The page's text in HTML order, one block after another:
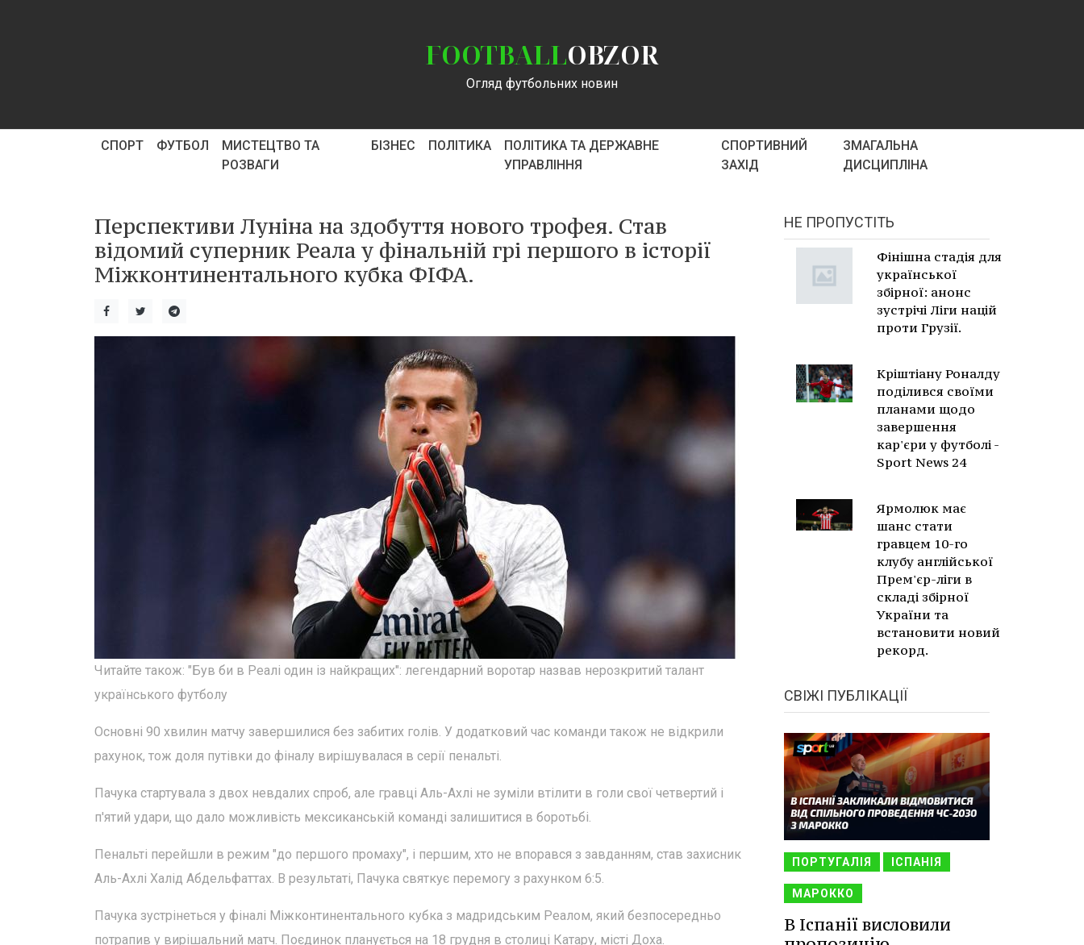
FOOTBALLOBZOR
Огляд футбольних новин
СПОРТ ФУТБОЛ
МИСТЕЦТВО ТА
РОЗВАГИ
БІЗНЕС ПОЛІТИКА
ПОЛІТИКА ТА ДЕРЖАВНЕ
УПРАВЛІННЯ
СПОРТИВНИЙ
ЗАХІД
ЗМАГАЛЬНА
ДИСЦИПЛІНА
Перспективи Луніна на здобуття нового трофея. Став
відомий суперник Реала у фінальній грі першого в історії
Міжконтинентального кубка ФІФА.
Читайте також: "Був би в Реалі один із найкращих": легендарний воротар назвав нерозкритий талант
українського футболу
Основні 90 хвилин матчу завершилися без забитих голів. У додатковий час команди також не відкрили
рахунок, тож доля путівки до фіналу вирішувалася в серії пенальті.
Пачука стартувала з двох невдалих спроб, але гравці Аль-Ахлі не зуміли втілити в голи свої четвертий і
п'ятий удари, що дало можливість мексиканській команді залишитися в боротьбі.
Пенальті перейшли в режим "до першого промаху", і першим, хто не впорався з завданням, став захисник
Аль-Ахлі Халід Абдельфаттах. В результаті, Пачука святкує перемогу з рахунком 6:5.
Пачука зустрінеться у фіналі Міжконтинентального кубка з мадридським Реалом, який безпосередньо
потрапив у вирішальний матч. Поєдинок планується на 18 грудня в столиці Катару, місті Доха.
НЕ ПРОПУСТІТЬ
Фінішна стадія для
української
збірної: анонс
зустрічі Ліги націй
проти Грузії.
Кріштіану Роналду
поділився своїми
планами щодо
завершення
кар'єри у футболі -
Sport News 24
Ярмолюк має
шанс стати
гравцем 10-го
клубу англійської
Прем'єр-ліги в
складі збірної
України та
встановити новий
рекорд.
СВІЖІ ПУБЛІКАЦІЇ
ПОРТУГАЛІЯ ІСПАНІЯ
МАРОККО
В Іспанії висловили